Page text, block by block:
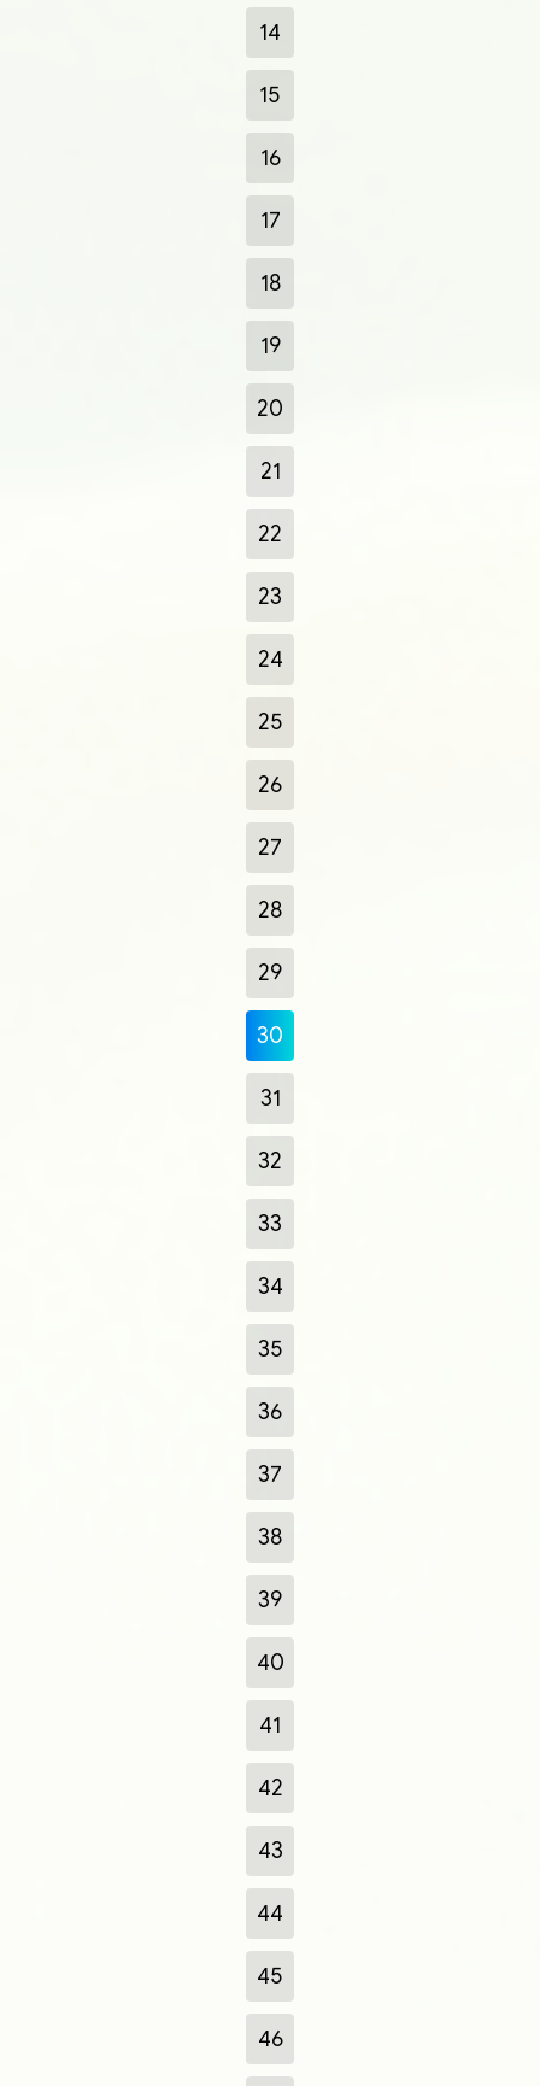
14
15
16
17
18
19
20
21
22
23
24
25
26
27
28
29
30
31
32
33
34
35
36
37
38
39
40
41
42
43
44
45
46